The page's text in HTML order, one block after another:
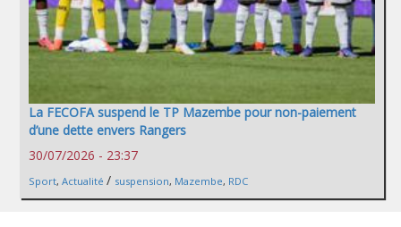
La FECOFA suspend le TP Mazembe pour non-paiement
d’une dette envers Rangers
30/07/2026 - 23:37
Sport, Actualité / suspension, Mazembe, RDC